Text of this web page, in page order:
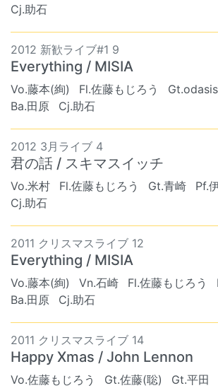
Cj.助石
2012 新歓ライブ#1 9
Everything / MISIA
Vo.藤本(絢) Fl.佐藤もじろう Gt.odasis
Ba.田原
Cj.助石
2012 3月ライブ 4
君の話 / スキマスイッチ
Vo.米村 Fl.佐藤もじろう Gt.青崎 Pf.
Cj.助石
2011 クリスマスライブ 12
Everything / MISIA
Vo.藤本(絢) Vn.石崎 Fl.佐藤もじろう
Ba.田原
Cj.助石
2011 クリスマスライブ 14
Happy Xmas / John Lennon
Vo.佐藤もじろう Gt.佐藤(聡) Gt.平田